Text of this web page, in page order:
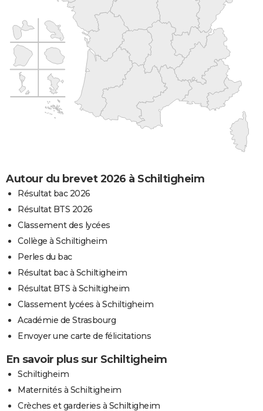
Autour du brevet 2026 à Schiltigheim
Résultat bac 2026
Résultat BTS 2026
Classement des lycées
Collège à Schiltigheim
Perles du bac
Résultat bac à Schiltigheim
Résultat BTS à Schiltigheim
Classement lycées à Schiltigheim
Académie de Strasbourg
Envoyer une carte de félicitations
En savoir plus sur Schiltigheim
Schiltigheim
Maternités à Schiltigheim
Crèches et garderies à Schiltigheim